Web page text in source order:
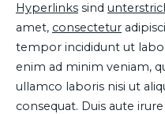
Hyperlinks sind
amet, consectetur
tempor incididunt ut
enim ad minim veniam,
ullamco laboris nisi ut
consequat. Duis aute